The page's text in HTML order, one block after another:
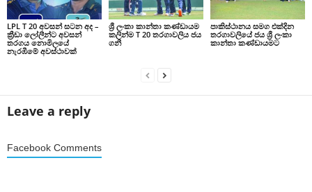
LPL T 20 අවසන් සටන අද –
ක්‍රීඩා ලෝලීන්ට අවසන්
තරගය නොමිලයේ
නැරඹීමේ අවස්ථාවක්
ශ්‍රී ලංකා කාන්තා කණ්ඩායම
කලින්ම T 20 තරගාවලිය ජය
ගනී
පාකිස්ථානය සමග එක්දින
තරගාවලියේ ජය ශ්‍රී ලංකා
කාන්තා කණ්ඩායමට
Leave a reply
Facebook Comments